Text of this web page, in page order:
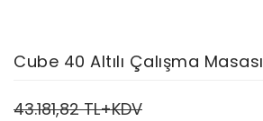
Cube 40 Altılı Çalışma Masası
43.181,82 TL+KDV